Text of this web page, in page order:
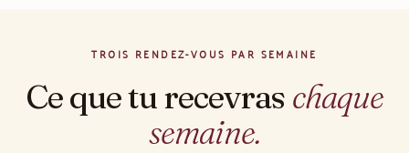
TROIS RENDEZ-VOUS PAR SEMAINE
Ce que tu recevras chaque
semaine.